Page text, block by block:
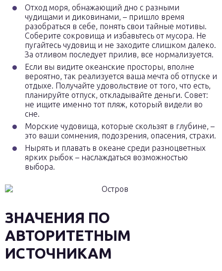
Отход моря, обнажающий дно с разными
чудищами и диковинами, – пришло время
разобраться в себе, понять свои тайные мотивы.
Соберите сокровища и избавьтесь от мусора. Не
пугайтесь чудовищ и не заходите слишком далеко.
За отливом последует прилив, все нормализуется.
Если вы видите океанские просторы, вполне
вероятно, так реализуется ваша мечта об отпуске и
отдыхе. Получайте удовольствие от того, что есть,
планируйте отпуск, откладывайте деньги. Совет:
не ищите именно тот пляж, который видели во
сне.
Морские чудовища, которые скользят в глубине, –
это ваши сомнения, подозрения, опасения, страхи.
Нырять и плавать в океане среди разноцветных
ярких рыбок – наслаждаться возможностью
выбора.
ЗНАЧЕНИЯ ПО
АВТОРИТЕТНЫМ
ИСТОЧНИКАМ